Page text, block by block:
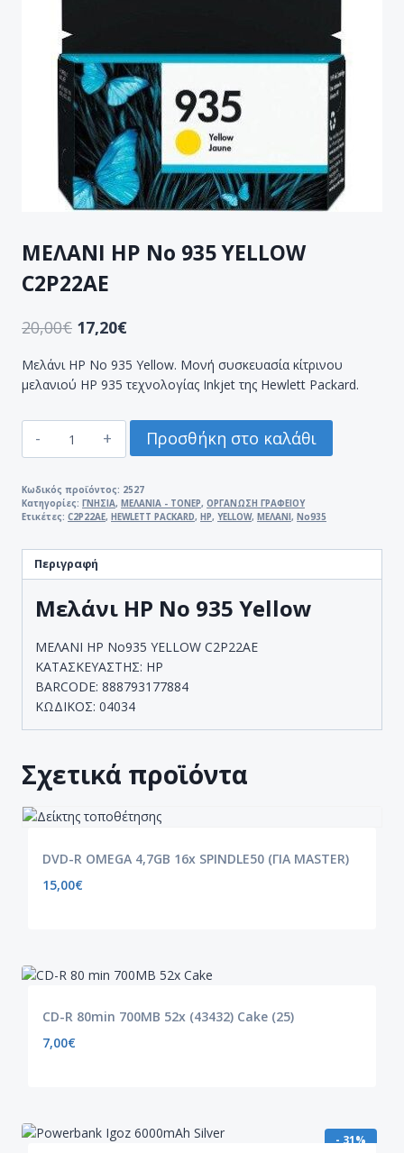
ΜΕΛΑΝΙ HP Νο 935 YELLOW
C2P22AE
20,00€ 17,20€
Μελάνι HP No 935 Yellow. Μονή συσκευασία κίτρινου
μελανιού HP 935 τεχνολογίας Inkjet της Hewlett Packard.
HP
935
YELLOW
ποσότητα
Προσθήκη στο καλάθι
Κωδικός προϊόντος: 2527
Κατηγορίες: ΓΝΗΣΙΑ, ΜΕΛΑΝΙΑ - ΤΟΝΕΡ, ΟΡΓΑΝΩΣΗ ΓΡΑΦΕΙΟΥ
Ετικέτες: C2P22AE, HEWLETT PACKARD, HP, YELLOW, ΜΕΛΑΝΙ, Νο935
Περιγραφή
Μελάνι HP No 935 Yellow
ΜΕΛΑΝΙ HP Νο935 YELLOW C2P22AE
ΚΑΤΑΣΚΕΥΑΣΤΗΣ: HP
BARCODE: 888793177884
ΚΩΔΙΚΟΣ: 04034
Σχετικά προϊόντα
DVD-R OMEGA 4,7GB 16x SPINDLE50 (ΓΙΑ MASTER)
15,00€
CD-R 80min 700MB 52x (43432) Cake (25)
7,00€
- 31%